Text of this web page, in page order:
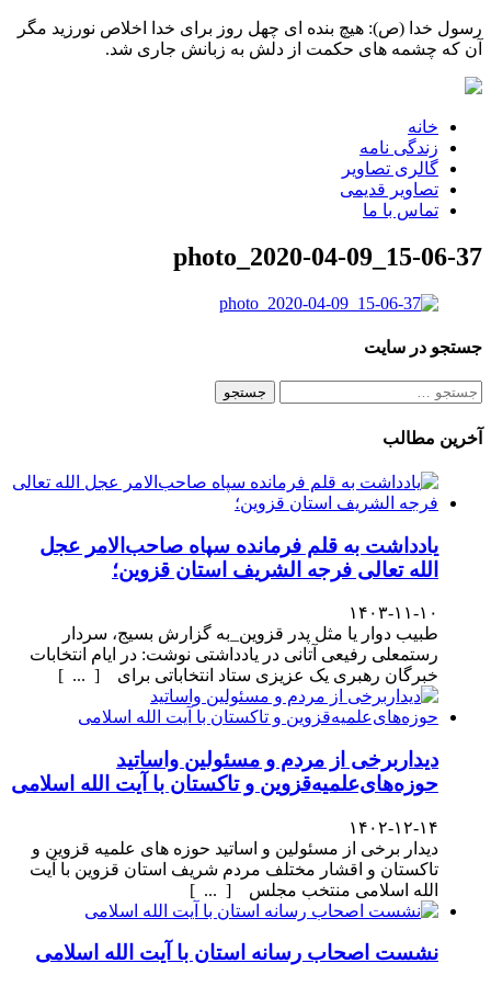
رسول خدا (ص): هیچ بنده ای چهل روز برای خدا اخلاص نورزید مگر
آن که چشمه های حکمت از دلش به زبانش جاری شد.
خانه
زندگی نامه
گالری تصاویر
تصاویر قدیمی
تماس با ما
photo_2020-04-09_15-06-37
جستجو در سایت
جستجو
آخرین مطالب
یادداشت به قلم فرمانده سپاه صاحب‌الامر عجل
الله تعالی فرجه الشریف استان قزوین؛
۱۴۰۳-۱۱-۱۰
طبیب دوار یا مثل پدر قزوین_به گزارش بسیج، سردار
رستمعلی رفیعی آتانی در یادداشتی نوشت: در ایام انتخابات
خبرگان رهبری یک عزیزی ستاد انتخاباتی برای [ ... ]
دیداربرخی از مردم و مسئولین واساتید
حوزه‌های‌علمیه‌قزوین و تاکستان با آیت الله اسلامی
۱۴۰۲-۱۲-۱۴
دیدار برخی از مسئولین و اساتید حوزه های علمیه قزوین و
تاکستان و اقشار مختلف مردم شریف استان قزوین با آیت
الله اسلامی منتخب مجلس [ ... ]
نشست اصحاب رسانه استان با آیت الله اسلامی